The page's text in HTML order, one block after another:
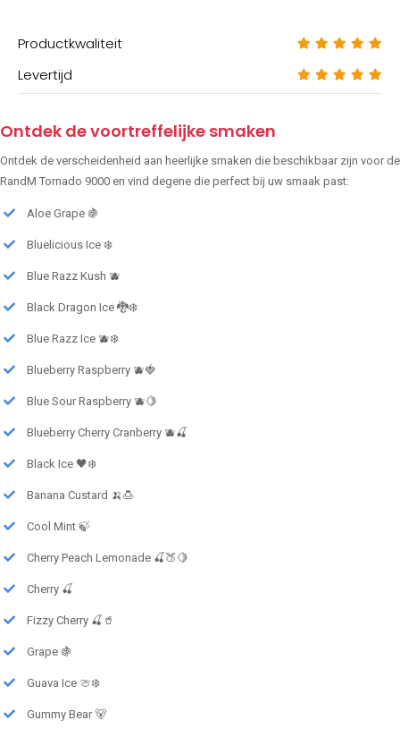
Productkwaliteit
Levertijd
Ontdek de voortreffelijke smaken
Ontdek de verscheidenheid aan heerlijke smaken die beschikbaar zijn voor de
RandM Tornado 9000 en vind degene die perfect bij uw smaak past:
Aloe Grape 🍇
Bluelicious Ice ❄️
Blue Razz Kush 🫐
Black Dragon Ice 🐉❄️
Blue Razz Ice 🫐❄️
Blueberry Raspberry 🫐🍓
Blue Sour Raspberry 🫐🍋
Blueberry Cherry Cranberry 🫐🍒
Black Ice 🖤❄️
Banana Custard 🍌🍮
Cool Mint 🍃
Cherry Peach Lemonade 🍒🍑🍋
Cherry 🍒
Fizzy Cherry 🍒🥤
Grape 🍇
Guava Ice 🍈❄️
Gummy Bear 🐻